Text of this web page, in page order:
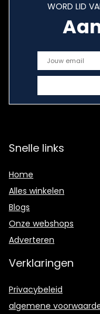
WORD LID
Snelle links
Home
Alles winkelen
Blogs
Onze webshops
Adverteren
Verklaringen
Privacybeleid
algemene